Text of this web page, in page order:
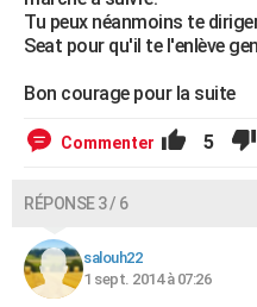
Tu peux néanmoins te
Seat pour qu'il te l'enlève
Bon courage pour la suite
Commenter 5
RÉPONSE 3 / 6
salouh22
1 sept. 2014 à 07:26